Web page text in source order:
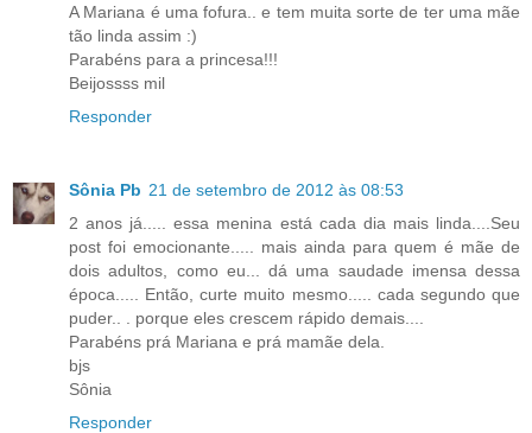
A Mariana é uma fofura.. e tem muita sorte de ter uma mãe
tão linda assim :)
Parabéns para a princesa!!!
Beijossss mil
Responder
Sônia Pb 21 de setembro de 2012 às 08:53
2 anos já..... essa menina está cada dia mais linda....Seu
post foi emocionante..... mais ainda para quem é mãe de
dois adultos, como eu... dá uma saudade imensa dessa
época..... Então, curte muito mesmo..... cada segundo que
puder.. . porque eles crescem rápido demais....
Parabéns prá Mariana e prá mamãe dela.
bjs
Sônia
Responder